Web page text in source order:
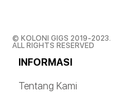
© KOLONI GIGS 2019-2023.
ALL RIGHTS RESERVED
INFORMASI
Tentang Kami